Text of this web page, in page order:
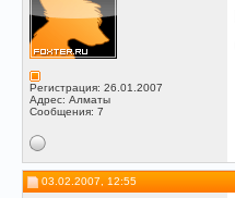
Регистрация: 26.01.2007
Адрес: Алматы
Сообщения: 7
03.02.2007, 12:55